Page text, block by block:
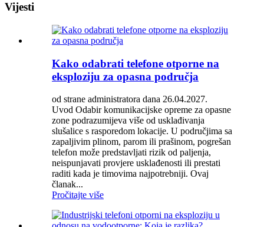
Vijesti
Kako odabrati telefone otporne na
eksploziju za opasna područja
od strane administratora dana 26.04.2027.
Uvod Odabir komunikacijske opreme za opasne
zone podrazumijeva više od usklađivanja
slušalice s rasporedom lokacije. U područjima sa
zapaljivim plinom, parom ili prašinom, pogrešan
telefon može predstavljati rizik od paljenja,
neispunjavati provjere usklađenosti ili prestati
raditi kada je timovima najpotrebniji. Ovaj
članak...
Pročitajte više